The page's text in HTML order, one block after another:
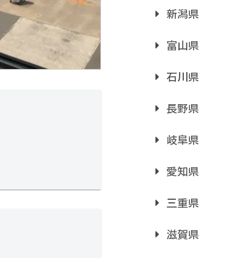
新潟県
富山県
石川県
長野県
岐阜県
愛知県
三重県
滋賀県